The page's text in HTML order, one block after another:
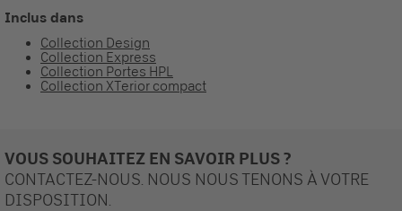
Inclus dans
Collection Design
Collection Express
Collection Portes HPL
Collection XTerior compact
VOUS SOUHAITEZ EN SAVOIR PLUS ?
CONTACTEZ-NOUS. NOUS NOUS TENONS À VOTRE
DISPOSITION.